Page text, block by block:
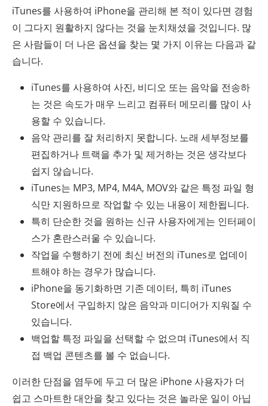
iTunes를 사용하여 iPhone을 관리해 본 적이 있다면 경험
이 그다지 원활하지 않다는 것을 눈치채셨을 것입니다. 많
은 사람들이 더 나은 옵션을 찾는 몇 가지 이유는 다음과 같
습니다.
iTunes를 사용하여 사진, 비디오 또는 음악을 전송하
는 것은 속도가 매우 느리고 컴퓨터 메모리를 많이 사
용할 수 있습니다.
음악 관리를 잘 처리하지 못합니다. 노래 세부정보를
편집하거나 트랙을 추가 및 제거하는 것은 생각보다
쉽지 않습니다.
iTunes는 MP3, MP4, M4A, MOV와 같은 특정 파일 형
식만 지원하므로 작업할 수 있는 내용이 제한됩니다.
특히 단순한 것을 원하는 신규 사용자에게는 인터페이
스가 혼란스러울 수 있습니다.
작업을 수행하기 전에 최신 버전의 iTunes로 업데이
트해야 하는 경우가 많습니다.
iPhone을 동기화하면 기존 데이터, 특히 iTunes
Store에서 구입하지 않은 음악과 미디어가 지워질 수
있습니다.
백업할 특정 파일을 선택할 수 없으며 iTunes에서 직
접 백업 콘텐츠를 볼 수 없습니다.
이러한 단점을 염두에 두고 더 많은 iPhone 사용자가 더
쉽고 스마트한 대안을 찾고 있다는 것은 놀라운 일이 아닙